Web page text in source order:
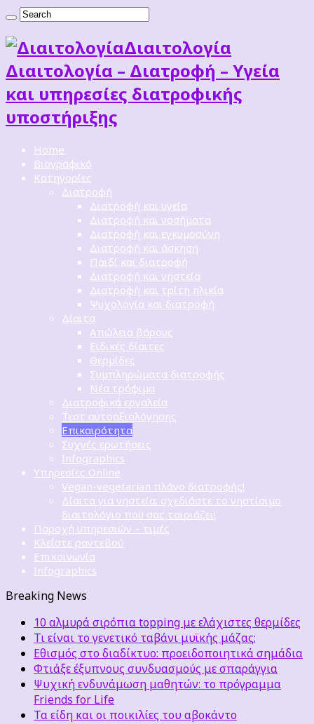
Διαιτoλογία
Διαιτολογία – Διατροφή – Υγεία
και υπηρεσίες διατροφικής
υποστήριξης
Home
Βιογραφικό
Κατηγορίες
Διατροφή
Διατροφή και υγεία
Διατροφή και νοσήματα
Διατροφή και εγκυμοσύνη
Διατροφή και άσκηση
Παιδί και διατροφή
Διατροφή και νηστεία
Διατροφή και τρίτη ηλικία
Ψυχολογία και διατροφή
Δίαιτα
Απώλεια βάρους
Ειδικές δίαιτες
Θερμίδες
Συμπληρώματα διατροφής
Νέα τρόφιμα
Διατροφικά εργαλεία
Τεστ αυτοαξιολόγησης
Επικαιρότητα
Συχνές ερωτήσεις
Infographics
Υπηρεσίες Online
Vegan-vegetarian πλάνο διατροφής!
Δίαιτα για νηστεία: σχεδιάστε το νηστίσιμο
διαιτολόγιο που σας ταιριάζει!
Παροχή υπηρεσιών – τιμές
Κλείστε ραντεβού
Επικοινωνία
Infographics
Breaking News
10 αλμυρά σιρόπια topping με ελάχιστες θερμίδες
Τι είναι το γενετικό ταβάνι μυϊκής μάζας;
Εθισμός στο διαδίκτυο: προειδοποιητικά σημάδια
Φτιάξε έξυπνους συνδυασμούς με σπαράγγια
Ψυχική ενδυνάμωση μαθητών: το πρόγραμμα
Friends for Life
Τα είδη και οι ποικιλίες του αβοκάντο